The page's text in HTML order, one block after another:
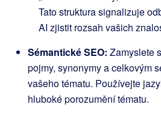
Tato struktura signalizuje
AI zjistit rozsah vašich
Sémantické SEO: Zamyslete
pojmy, synonymy a celkovým
vašeho tématu. Používejte
hluboké porozumění tématu.